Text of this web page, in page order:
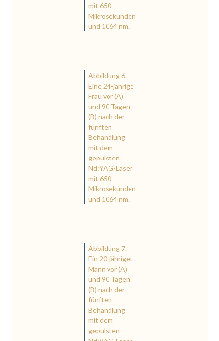
mit 650
Mikrosekunden
und 1064 nm.
Abbildung 6.
Eine 24-jährige
Frau vor (A)
und 90 Tagen
(B) nach der
fünften
Behandlung
mit dem
gepulsten
Nd:YAG-Laser
mit 650
Mikrosekunden
und 1064 nm.
Abbildung 7.
Ein 20-jähriger
Mann vor (A)
und 90 Tagen
(B) nach der
fünften
Behandlung
mit dem
gepulsten